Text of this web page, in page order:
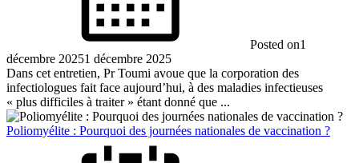
Posted on1
décembre 20251 décembre 2025
Dans cet entretien, Pr Toumi avoue que la corporation des
infectiologues fait face aujourd’hui, à des maladies infectieuses
« plus difficiles à traiter » étant donné que ...
Poliomyélite : Pourquoi des journées nationales de vaccination ?